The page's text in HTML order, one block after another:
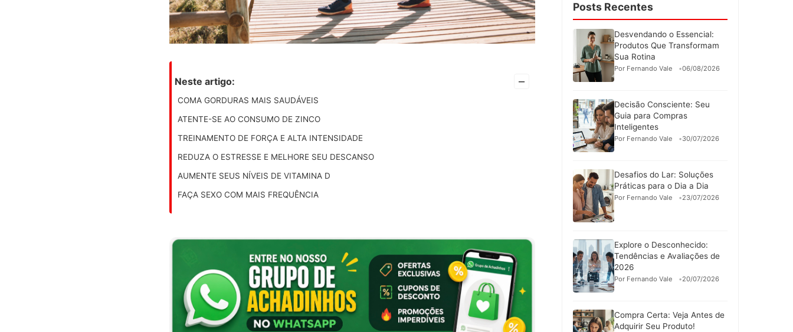
Neste artigo: –
COMA GORDURAS MAIS SAUDÁVEIS
ATENTE-SE AO CONSUMO DE ZINCO
TREINAMENTO DE FORÇA E ALTA INTENSIDADE
REDUZA O ESTRESSE E MELHORE SEU DESCANSO
AUMENTE SEUS NÍVEIS DE VITAMINA D
FAÇA SEXO COM MAIS FREQUÊNCIA
Posts Recentes
Desvendando o Essencial:
Produtos Que Transformam
Sua Rotina
Por Fernando Vale 06/08/2026
Decisão Consciente: Seu
Guia para Compras
Inteligentes
Por Fernando Vale 30/07/2026
Desafios do Lar: Soluções
Práticas para o Dia a Dia
Por Fernando Vale 23/07/2026
Explore o Desconhecido:
Tendências e Avaliações de
2026
Por Fernando Vale 20/07/2026
Compra Certa: Veja Antes de
Adquirir Seu Produto!